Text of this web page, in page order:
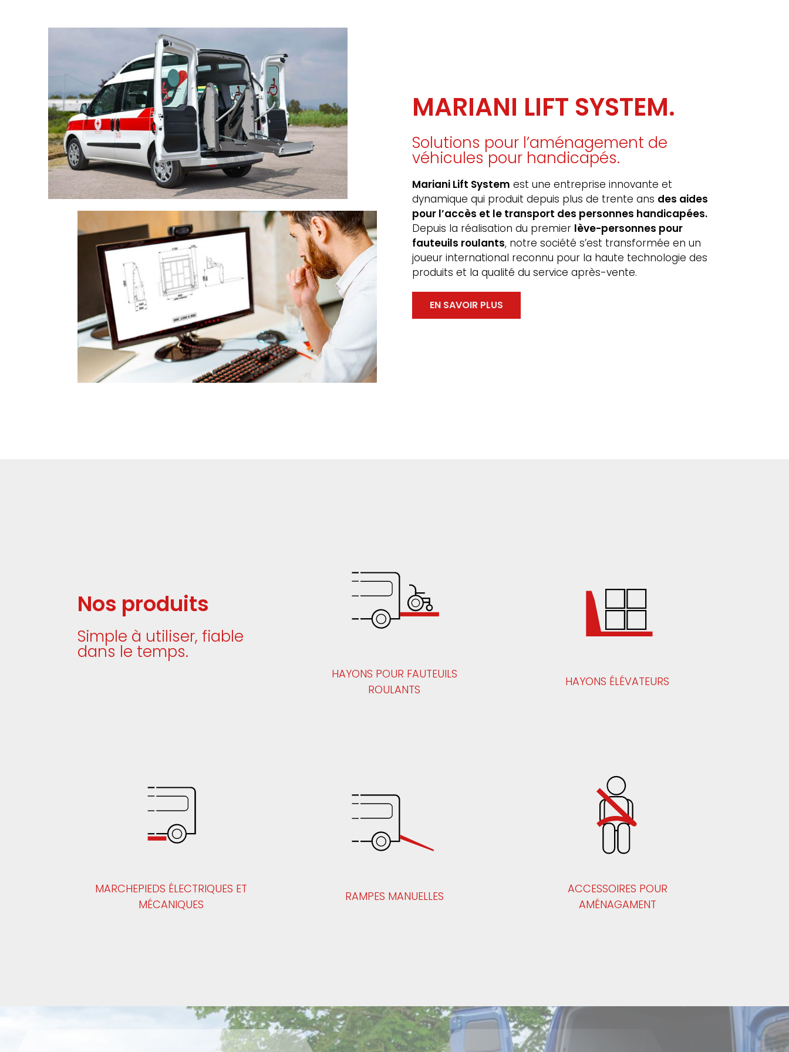
MARIANI LIFT SYSTEM.
Solutions pour l’aménagement de
véhicules pour handicapés.
Mariani Lift System est une entreprise innovante et
dynamique qui produit depuis plus de trente ans des aides
pour l’accès et le transport des personnes handicapées.
Depuis la réalisation du premier lève-personnes pour
fauteuils roulants, notre société s’est transformée en un
joueur international reconnu pour la haute technologie des
produits et la qualité du service après-vente.
EN SAVOIR PLUS
Nos produits
Simple à utiliser, fiable
dans le temps.
HAYONS POUR FAUTEUILS
ROULANTS
HAYONS ÉLÉVATEURS
MARCHEPIEDS ÉLECTRIQUES ET
MÉCANIQUES
RAMPES MANUELLES
ACCESSOIRES POUR
AMÉNAGAMENT